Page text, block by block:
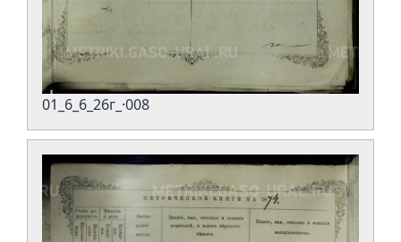
01_6_6_26г_·008